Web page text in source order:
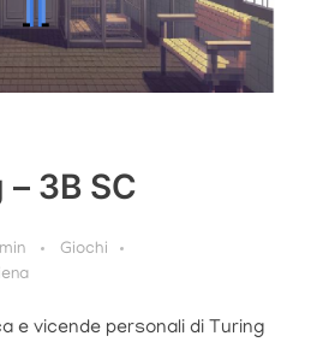
3B SC
Giochi
e vicende personali di Turing